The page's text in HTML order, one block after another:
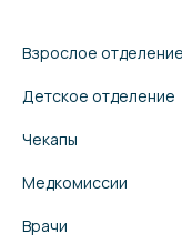
Взрослое отделение
Детское отделение
Чекапы
Медкомиссии
Врачи